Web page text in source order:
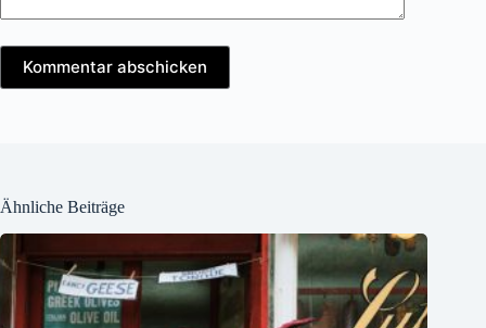
Kommentar abschicken
Ähnliche Beiträge